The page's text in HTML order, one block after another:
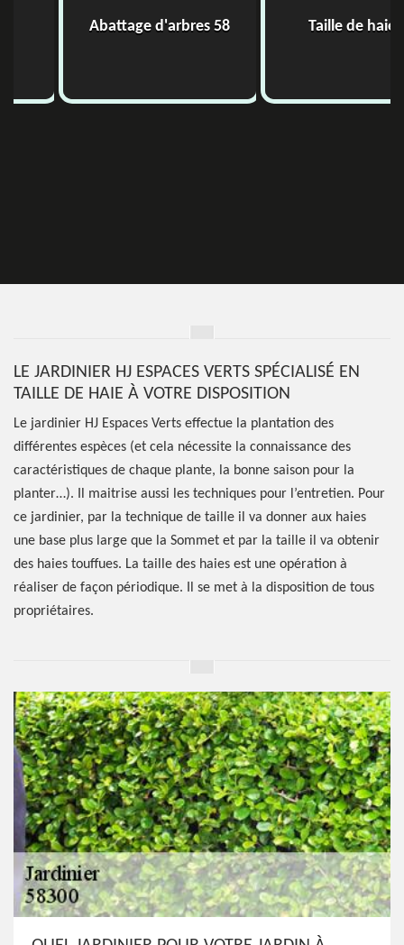
Abattage d'arbres 58 Taille de haie
LE JARDINIER HJ ESPACES VERTS SPÉCIALISÉ EN
TAILLE DE HAIE À VOTRE DISPOSITION
Le jardinier HJ Espaces Verts effectue la plantation des
différentes espèces (et cela nécessite la connaissance des
caractéristiques de chaque plante, la bonne saison pour la
planter…). Il maitrise aussi les techniques pour l’entretien. Pour
ce jardinier, par la technique de taille il va donner aux haies
une base plus large que la Sommet et par la taille il va obtenir
des haies touffues. La taille des haies est une opération à
réaliser de façon périodique. Il se met à la disposition de tous
propriétaires.